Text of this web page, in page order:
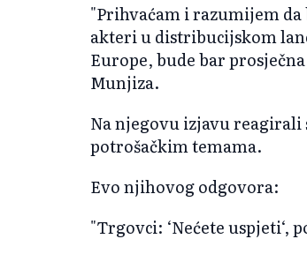
"Prihvaćam i razumijem
akteri u distribucijskom
Europe, bude bar
Munjiza.
Na njegovu izjavu reagirali
potrošačkim temama.
Evo njihovog odgovora:
"Trgovci: ‘Nećete uspjeti‘,